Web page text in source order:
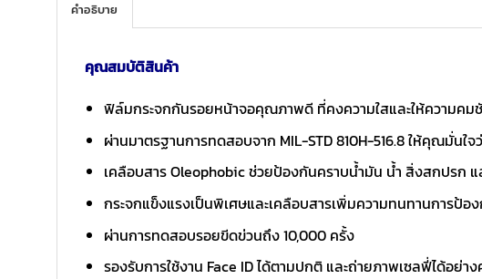
คำอธิบาย
คุณสมบัติสินค้า
ฟิล์มกระจกกันรอยหน้าจอคุณภาพดี ที่คงความใสและให้ความคม
ผ่านมาตรฐานการทดสอบจาก MIL-STD 810H-516.8 ให้คุณมั่นใ
เคลือบสาร Oleophobic ช่วยป้องกันคราบน้ำมัน น้ำ สิ่งสกปรก
กระจกแข็งแรงเป็นพิเศษและเคลือบสารเพิ่มความทนทานการป้
ผ่านการทดสอบรอยขีดข่วนถึง 10,000 ครั้ง
รองรับการใช้งาน Face ID ได้ตามปกติ และถ่ายภาพเซลฟี่ได้อย่า